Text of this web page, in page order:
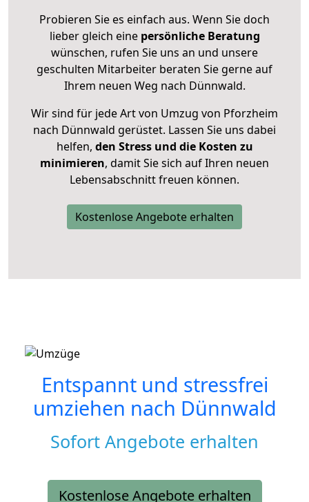
Probieren Sie es einfach aus. Wenn Sie doch
lieber gleich eine persönliche Beratung
wünschen, rufen Sie uns an und unsere
geschulten Mitarbeiter beraten Sie gerne auf
Ihrem neuen Weg nach Dünnwald.
Wir sind für jede Art von Umzug von Pforzheim
nach Dünnwald gerüstet. Lassen Sie uns dabei
helfen, den Stress und die Kosten zu
minimieren, damit Sie sich auf Ihren neuen
Lebensabschnitt freuen können.
Kostenlose Angebote erhalten
Entspannt und stressfrei
umziehen nach Dünnwald
Sofort Angebote erhalten
Kostenlose Angebote erhalten